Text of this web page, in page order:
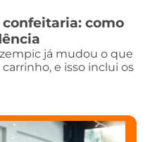
como
já mudou o que
e isso inclui os